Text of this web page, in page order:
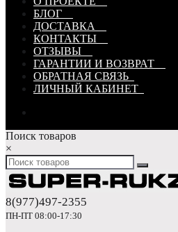
БЛОГ
ДОСТАВКА
КОНТАКТЫ
ОТЗЫВЫ
ГАРАНТИИ И ВОЗВРАТ
ОБРАТНАЯ СВЯЗЬ
ЛИЧНЫЙ КАБИНЕТ
Поиск товаров
×
8(977)497-2355
ПН-ПТ 08:00-17:30